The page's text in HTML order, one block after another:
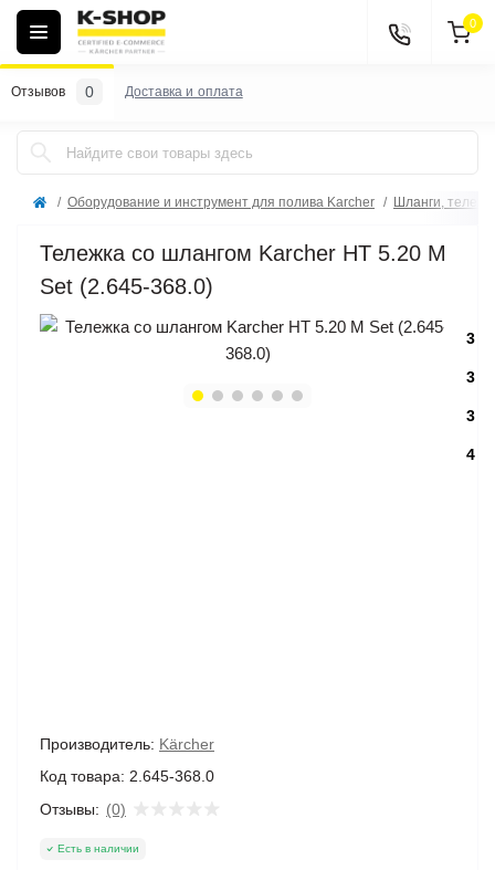
0
Оборудование и инструмент для полива Karcher Шланги,
Тележка со шлангом Karcher HT 5.20 M
Set (2.645-368.0)
3
3
3
4
Производитель: Kärcher
Код товара: 2.645-368.0
Отзывы: (0)
Есть в наличии
Отзывов 0 Доставка и оплата